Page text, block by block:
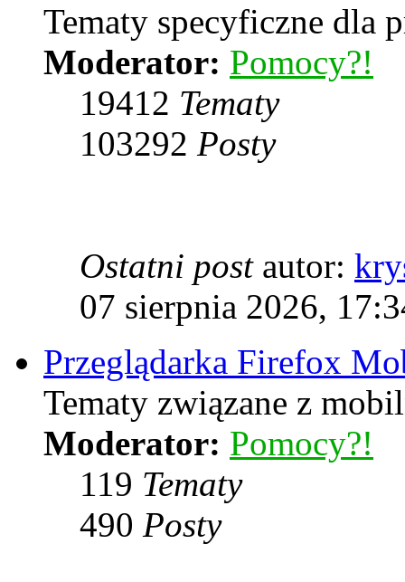
Tematy specyficzne dla
Moderator: Pomocy?!
19412 Tematy
103292 Posty
Ostatni postautor:
07 sierpnia 2026,
Przeglądarka Firefox
Tematy związane z
Moderator: Pomocy?!
119 Tematy
490 Posty